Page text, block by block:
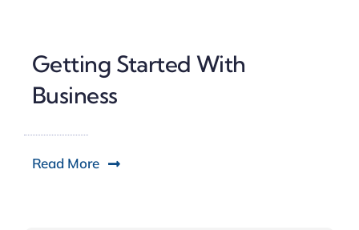
Getting Started With
Business
Read More